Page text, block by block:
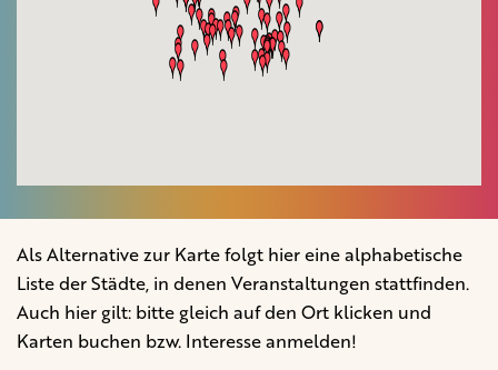
Als Alternative zur Karte folgt hier eine alphabetische
Liste der Städte, in denen Veranstaltungen stattfinden.
Auch hier gilt: bitte gleich auf den Ort klicken und
Karten buchen bzw. Interesse anmelden!